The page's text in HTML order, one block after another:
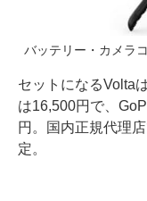
バッテリー・カメラ
セットになるVolta
は16,500円で、
円。国内正規代理
定。